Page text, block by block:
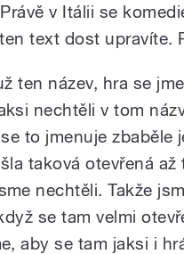
v Itálii se
text dost upravíte.
ten název, hra se
nechtěli v tom
to jmenuje zbaběle
taková otevřená až
nechtěli. Takže
se tam velmi
aby se tam jaksi i